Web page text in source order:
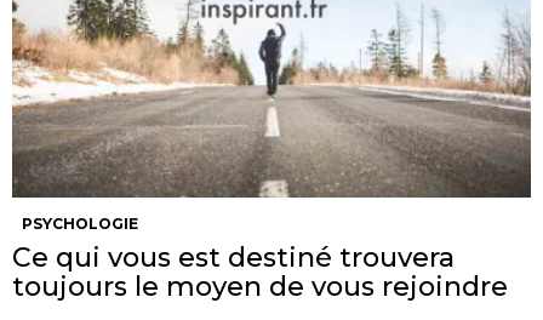
PSYCHOLOGIE
Ce qui vous est destiné trouvera
toujours le moyen de vous rejoindre